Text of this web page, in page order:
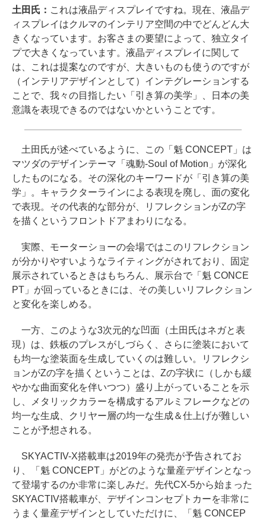
土田氏： これは液晶ディスプレイですね。現在、液晶デ
ィスプレイはクルマのインテリア空間の中でどんどん大
きくなっています。お客さまの要望によって、独立タイ
プで大きくなっています。液晶ディスプレイに関して
は、これは提案なのですが、大きいものも使うのですが
（インテリアデザインとして）インテグレーションする
ことで、我々の目指したい「引き算の美学」、日本の美
意識を表現できるのではないかということです。
土田氏が述べているように、この「魁 CONCEPT」は
マツダのデザインテーマ「魂動-Soul of Motion」が深化
したものになる。その深化のキーワードが「引き算の美
学」。キャラクターラインによる表現を廃し、面の変化
で表現。その代表的な部分が、リフレクションがZの字
を描くというフロントドアまわりになる。
実際、モーターショーの会場ではこのリフレクション
が分かりやすいようなライティングがされており、固定
展示されているときはもちろん、展示台で「魁 CONCE
PT」が回っているときには、その美しいリフレクション
と変化を楽しめる。
一方、このような3次元的な凹面（土田氏はネガと表
現）は、鉄板のプレスがしづらく、さらに塗装において
も均一な塗装面を生成していくのは難しい。リフレクシ
ョンがZの字を描くということは、Zの字状に（しかも緩
やかな曲面変化を伴いつつ）盛り上がっていることを示
し、メタリックカラーを構成するアルミフレークなどの
均一な生成、クリヤー層の均一な生成＆仕上げが難しい
ことが予想される。
SKYACTIV-X搭載車は2019年の発売が予告されてお
り、「魁 CONCEPT」がどのような量産デザインとなっ
て登場するのか非常に楽しみだ。先代CX-5から始まった
SKYACTIV搭載車が、デザインコンセプトカーを非常に
うまく量産デザインとしていただけに、「魁 CONCEP